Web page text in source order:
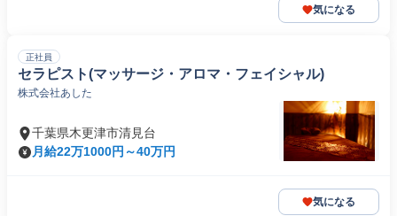
気になる
正社員
セラピスト(マッサージ・アロマ・フェイシャル)
株式会社あした
千葉県木更津市清見台
月給22万1000円～40万円
気になる